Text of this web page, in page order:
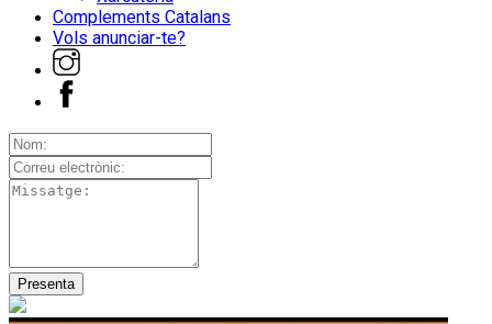
Complements Catalans
Vols anunciar-te?